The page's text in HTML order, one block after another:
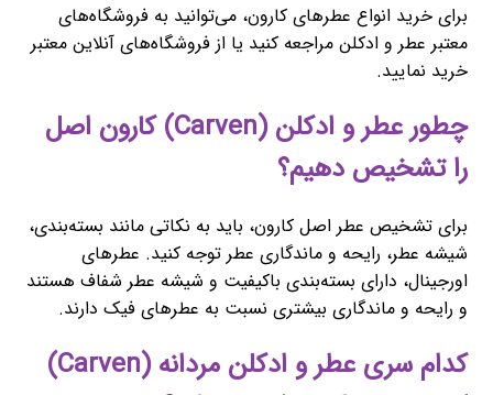
برای خرید انواع عطرهای کارون، می‌توانید به فروشگاه‌های
معتبر عطر و ادکلن مراجعه کنید یا از فروشگاه‌های آنلاین معتبر
خرید نمایید.
چطور عطر و ادکلن (Carven) کارون اصل
را تشخیص دهیم؟
برای تشخیص عطر اصل کارون، باید به نکاتی مانند بسته‌بندی،
شیشه عطر، رایحه و ماندگاری عطر توجه کنید. عطرهای
اورجینال، دارای بسته‌بندی باکیفیت و شیشه عطر شفاف هستند
و رایحه و ماندگاری بیشتری نسبت به عطرهای فیک دارند.
کدام سری عطر و ادکلن مردانه (Carven)